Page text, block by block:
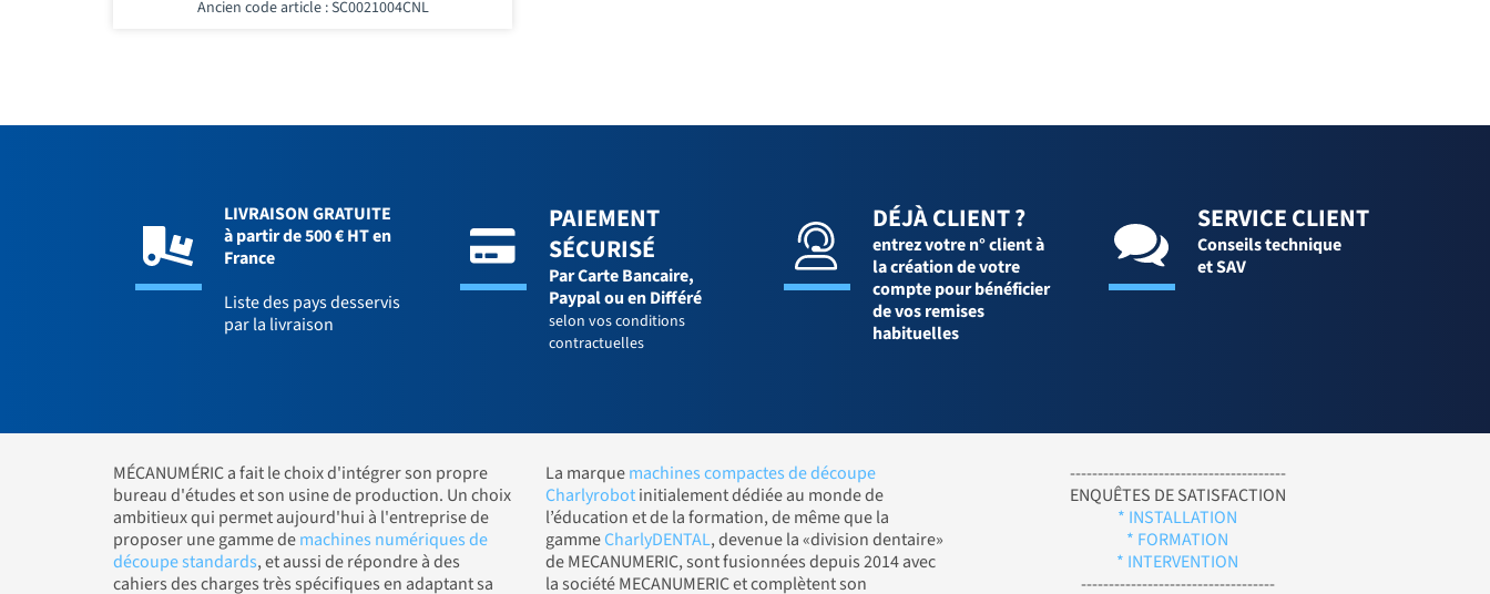
Ancien code article : SC0021004CNL
LIVRAISON GRATUITE
à partir de 500 € HT en
France
Liste des pays desservis
par la livraison
PAIEMENT
SÉCURISÉ
Par Carte Bancaire,
Paypal ou en Différé
selon vos conditions
contractuelles
DÉJÀ CLIENT ?
entrez votre n° client à
la création de votre
compte pour bénéficier
de vos remises
habituelles
SERVICE CLIENT
Conseils technique
et SAV
MÉCANUMÉRIC a fait le choix d'intégrer son propre
bureau d'études et son usine de production. Un choix
ambitieux qui permet aujourd'hui à l'entreprise de
proposer une gamme demachines numériques de
découpe standards, et aussi de répondre à des
cahiers des charges très spécifiques en adaptant sa
La marquemachines compactes de découpe
Charlyrobotinitialement dédiée au monde de
l’éducation et de la formation, de même que la
gammeCharlyDENTAL, devenue la «division dentaire»
de MECANUMERIC, sont fusionnées depuis 2014 avec
la société MECANUMERIC et complètent son
---------------------------------------
ENQUÊTES DE SATISFACTION
* INSTALLATION
* FORMATION
* INTERVENTION
-----------------------------------